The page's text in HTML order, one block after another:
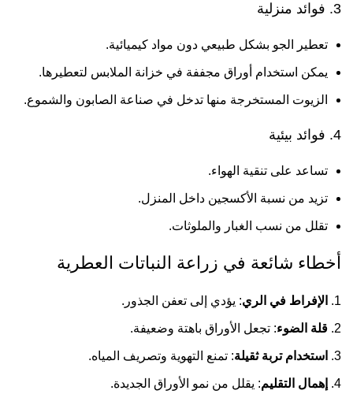
3. فوائد منزلية
تعطير الجو بشكل طبيعي دون مواد كيميائية.
يمكن استخدام أوراق مجففة في خزانة الملابس لتعطيرها.
الزيوت المستخرجة منها تدخل في صناعة الصابون والشموع.
4. فوائد بيئية
تساعد على تنقية الهواء.
تزيد من نسبة الأكسجين داخل المنزل.
تقلل من نسب الغبار والملوثات.
أخطاء شائعة في زراعة النباتات العطرية
الإفراط في الري: يؤدي إلى تعفن الجذور.
قلة الضوء: تجعل الأوراق باهتة وضعيفة.
استخدام تربة ثقيلة: تمنع التهوية وتصريف المياه.
إهمال التقليم: يقلل من نمو الأوراق الجديدة.